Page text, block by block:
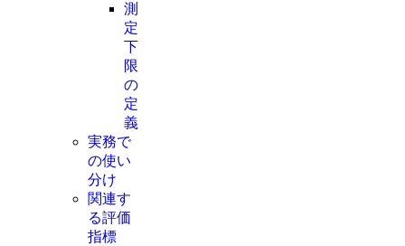
測
定
下
限
の
定
義
実務で
の使い
分け
関連す
る評価
指標